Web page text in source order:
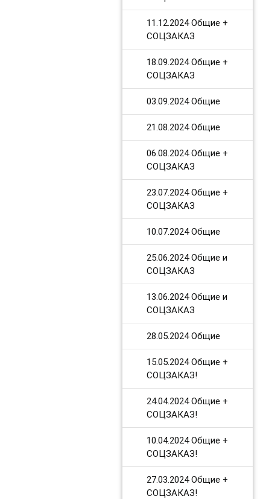
11.12.2024 Общие +
СОЦЗАКАЗ
18.09.2024 Общие +
СОЦЗАКАЗ
03.09.2024 Общие
21.08.2024 Общие
06.08.2024 Общие +
СОЦЗАКАЗ
23.07.2024 Общие +
СОЦЗАКАЗ
10.07.2024 Общие
25.06.2024 Общие и
СОЦЗАКАЗ
13.06.2024 Общие и
СОЦЗАКАЗ
28.05.2024 Общие
15.05.2024 Общие +
СОЦЗАКАЗ!
24.04.2024 Общие +
СОЦЗАКАЗ!
10.04.2024 Общие +
СОЦЗАКАЗ!
27.03.2024 Общие +
СОЦЗАКАЗ!